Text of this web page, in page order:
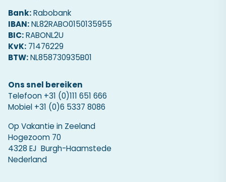
Bank:Rabobank
IBAN:NL82RABO0150135955
BIC:RABONL2U
KvK: 71476229
BTW:NL858730935B01
Ons snel bereiken
Telefoon +31 (0)111 651 666
Mobiel +31 (0)6 5337 8086
Op Vakantie in Zeeland
Hogezoom 70
4328 EJ Burgh-Haamstede
Nederland